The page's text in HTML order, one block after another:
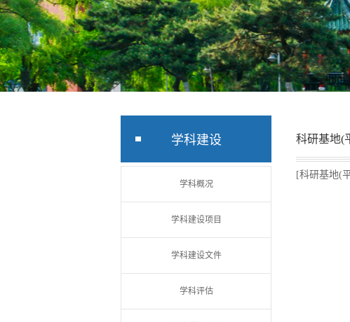
学科建设
学科概况
学科建设项目
学科建设文件
学科评估
科研基地(
[科研基地(